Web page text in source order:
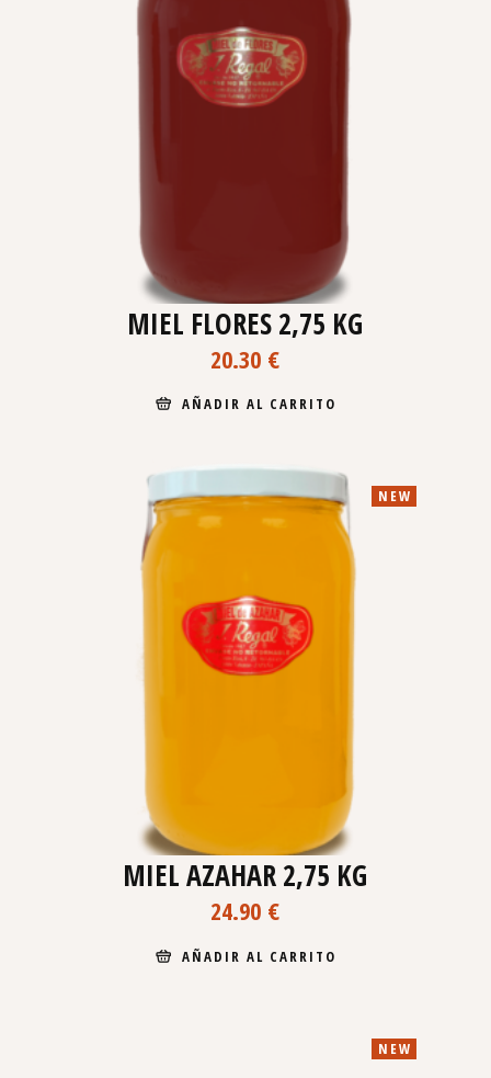
MIEL FLORES 2,75 KG
20.30 €
AÑADIR AL CARRITO
NEW
MIEL AZAHAR 2,75 KG
24.90 €
AÑADIR AL CARRITO
NEW